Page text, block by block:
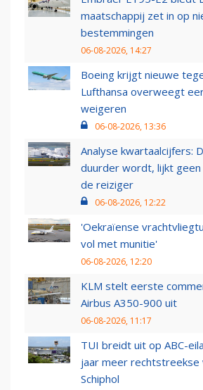
maatschappij zet in op
bestemmingen
06-08-2026, 14:27
Boeing krijgt nieuwe
Lufthansa overweegt
weigeren
06-08-2026, 13:36
Analyse kwartaalcijfers:
duurder wordt, lijkt
de reiziger
06-08-2026, 12:22
'Oekraïense
vol met munitie'
06-08-2026, 12:20
KLM stelt eerste
Airbus A350-900 uit
06-08-2026, 11:17
TUI breidt uit op ABC-
jaar meer rechtstreekse
Schiphol